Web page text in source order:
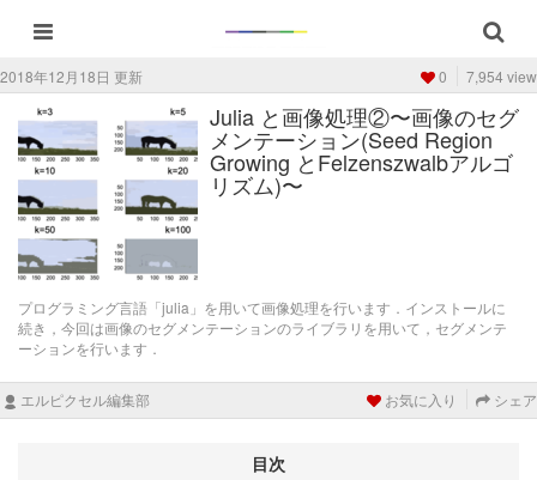
2018年12月18日 更新 0 7,954 view
Julia と画像処理②〜画像のセグ
メンテーション(Seed Region
Growing とFelzenszwalbアルゴ
リズム)〜
プログラミング言語「julia」を用いて画像処理を行います．インストールに
続き，今回は画像のセグメンテーションのライブラリを用いて，セグメンテ
ーションを行います．
エルピクセル編集部 お気に入り シェア
目次